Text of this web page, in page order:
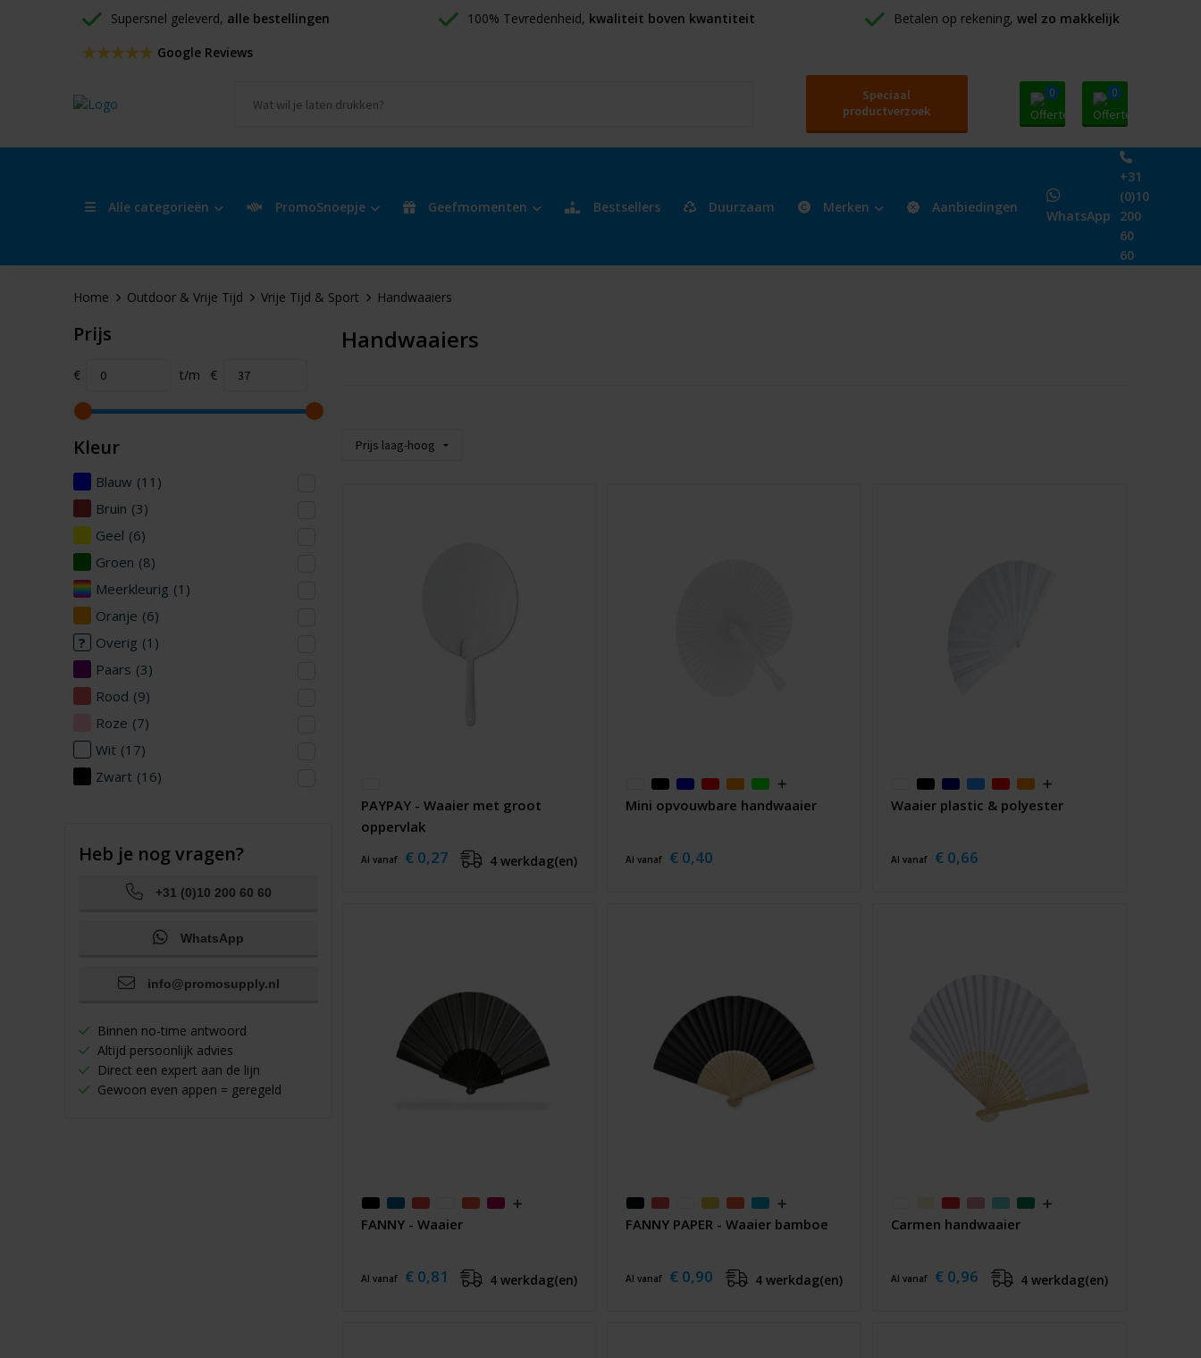
Supersnel geleverd, alle bestellingen 100% Tevredenheid, kwaliteit boven kwantiteit Betalen op rekening, wel zo makkelijk
Google Reviews
Speciaal
productverzoek
0 0
Alle categorieën PromoSnoepje Geefmomenten Bestsellers Duurzaam Merken Aanbiedingen
WhatsApp
+31
(0)10
200
60
60
Home Outdoor & Vrije Tijd Vrije Tijd & Sport Handwaaiers
Prijs
€ t/m €
Kleur
Blauw (11)
Bruin (3)
Geel (6)
Groen (8)
Meerkleurig (1)
Oranje (6)
Overig (1)
Paars (3)
Rood (9)
Roze (7)
Wit (17)
Zwart (16)
Heb je nog vragen?
+31 (0)10 200 60 60
WhatsApp
info@promosupply.nl
Binnen no-time antwoord
Altijd persoonlijk advies
Direct een expert aan de lijn
Gewoon even appen = geregeld
Handwaaiers
PAYPAY - Waaier met groot
oppervlak
Al vanaf € 0,27 4 werkdag(en)
Mini opvouwbare handwaaier
Al vanaf € 0,40
Waaier plastic & polyester
Al vanaf € 0,66
FANNY - Waaier
Al vanaf € 0,81 4 werkdag(en)
FANNY PAPER - Waaier bamboe
Al vanaf € 0,90 4 werkdag(en)
Carmen handwaaier
Al vanaf € 0,96 4 werkdag(en)